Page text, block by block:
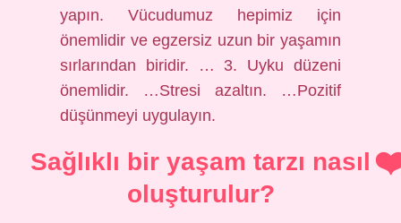
yapın. Vücudumuz hepimiz için
önemlidir ve egzersiz uzun bir yaşamın
sırlarından biridir. … 3. Uyku düzeni
önemlidir. …Stresi azaltın. …Pozitif
düşünmeyi uygulayın.
Sağlıklı bir yaşam tarzı nasıl
oluşturulur?